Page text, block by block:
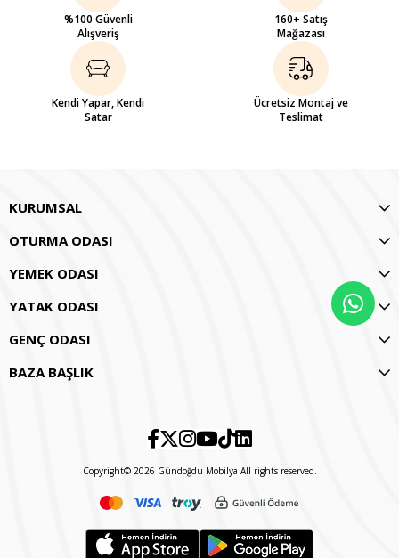
%100 Güvenli
Alışveriş
160+ Satış
Mağazası
Kendi Yapar, Kendi
Satar
Ücretsiz Montaj ve
Teslimat
KURUMSAL
OTURMA ODASI
YEMEK ODASI
YATAK ODASI
GENÇ ODASI
BAZA BAŞLIK
Copyright© 2026 Gündoğdu Mobilya All rights reserved.